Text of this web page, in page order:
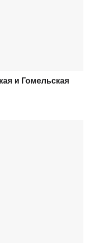
и Гомельская